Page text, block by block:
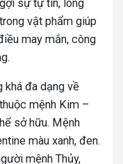
sự tự tin, lòng
vật phẩm giúp
may mắn, công
khá đa dạng về
mệnh Kim –
sở hữu. Mệnh
màu xanh, đen.
mệnh Thủy,